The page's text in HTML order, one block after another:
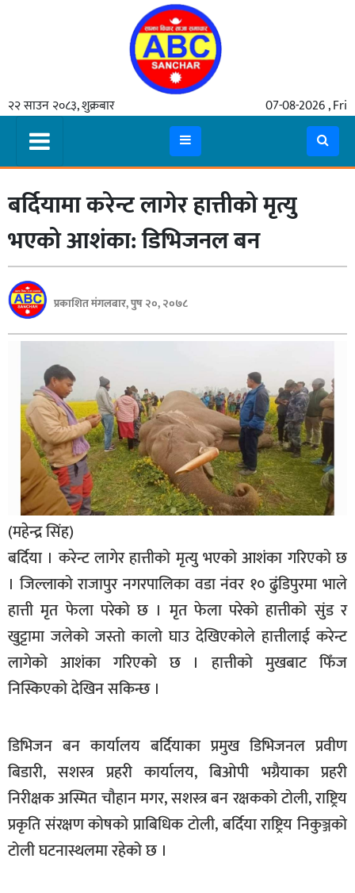
२२ साउन २०८३, शुक्रबार 07-08-2026 , Fri
समाचार
मुख्य
समाचार
कुटनीती
अर्थ
रसरङ्ग
यौन/
स्वास्थ्य
बिशेष
भिडियो
पत्रपत्रिका
खेलकुद
बिश्व
अचम्म
दुनिया
बिचार
कुराकानी
जीवनशैली
साहित्य
प्रवधि
बर्दियामा करेन्ट लागेर हात्तीको मृत्यु
भएको आशंका: डिभिजनल बन
प्रकाशित मंगलबार, पुष २०, २०७८
(महेन्द्र सिंह)
बर्दिया । करेन्ट लागेर हात्तीको मृत्यु भएको आशंका गरिएको छ
। जिल्लाको राजापुर नगरपालिका वडा नंवर १० ढुंडिपुरमा भाले
हात्ती मृत फेला परेको छ । मृत फेला परेको हात्तीको सुंड र
खुट्टामा जलेको जस्तो कालो घाउ देखिएकोले हात्तीलाई करेन्ट
लागेको आशंका गरिएको छ । हात्तीको मुखबाट फिँज
निस्किएको देखिन सकिन्छ ।
डिभिजन बन कार्यालय बर्दियाका प्रमुख डिभिजनल प्रवीण
बिडारी, सशस्त्र प्रहरी कार्यालय, बिओपी भग्रैयाका प्रहरी
निरीक्षक अस्मित चौहान मगर, सशस्त्र बन रक्षकको टोली, राष्ट्रिय
प्रकृति संरक्षण कोषको प्राबिधिक टोली, बर्दिया राष्ट्रिय निकुञ्जको
टोली घटनास्थलमा रहेको छ ।